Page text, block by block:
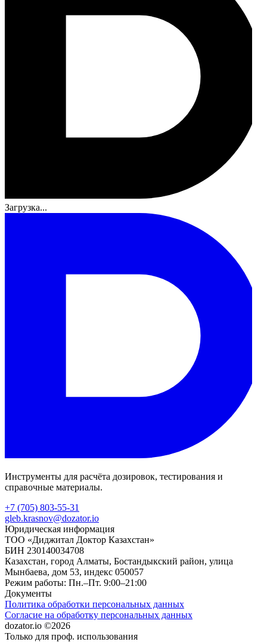
Загрузка...
Инструменты для расчёта дозировок, тестирования и
справочные материалы.
+7 (705) 803-55-31
gleb.krasnov@dozator.io
Юридическая информация
ТОО «Диджитал Доктор Казахстан»
БИН 230140034708
Казахстан, город Алматы, Бостандыкский район, улица
Мынбаева, дом 53, индекс 050057
Режим работы: Пн.–Пт. 9:00–21:00
Документы
Политика обработки персональных данных
Согласие на обработку персональных данных
dozator.io ©2026
Только для проф. использования